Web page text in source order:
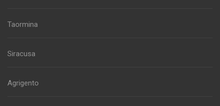
Taormina
Siracusa
Agrigento